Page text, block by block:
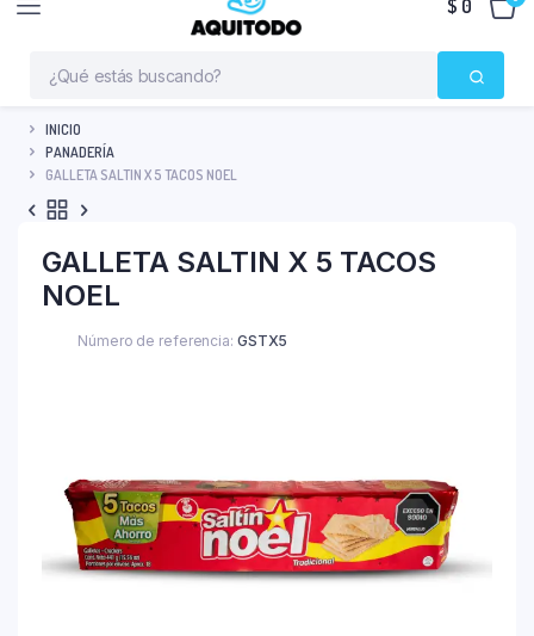
$ 0
INICIO
PANADERÍA
GALLETA SALTIN X 5 TACOS NOEL
GALLETA SALTIN X 5 TACOS
NOEL
Número de referencia: GSTX5